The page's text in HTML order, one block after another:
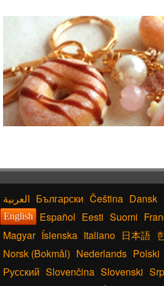
Български Čeština Dansk
English Español Eesti Suomi
Magyar Íslenska Italiano 日本語
Norsk (Bokmål) Nederlands Polski
Русский Slovenčina Slovenski